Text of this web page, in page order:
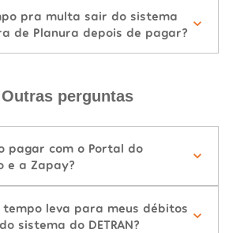
pra multa sair do sistema
de Planura depois de pagar?
Outras perguntas
pagar com o Portal do
e a Zapay?
tempo leva para meus débitos
sistema do DETRAN?